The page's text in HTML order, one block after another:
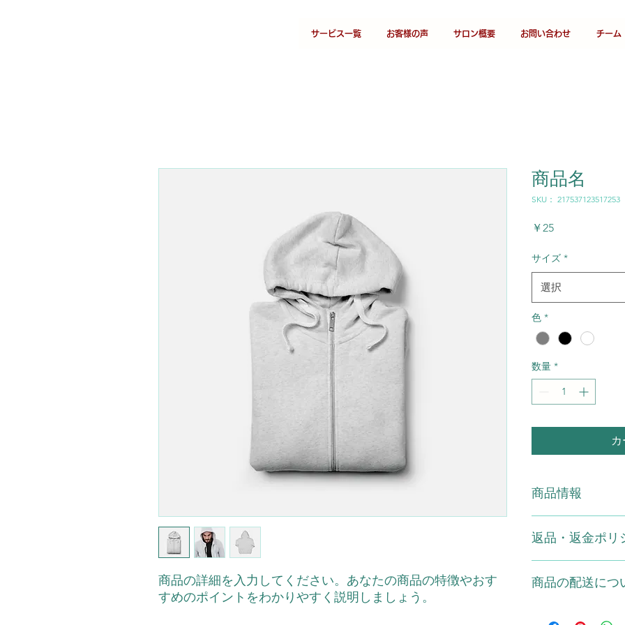
サービス一覧 お客様の声 サロン概要 お問い合わせ チーム
商品の詳細を入力してください。あなたの商品の特徴やおす
すめのポイントをわかりやすく説明しましょう。
商品名
SKU： 217537123517253
￥25価
サイズ *
選択
色 *
数量 *
商品情報
明に加え、商品の特
返品・返金ポリ
だけなかった場合の
商品の配送につ